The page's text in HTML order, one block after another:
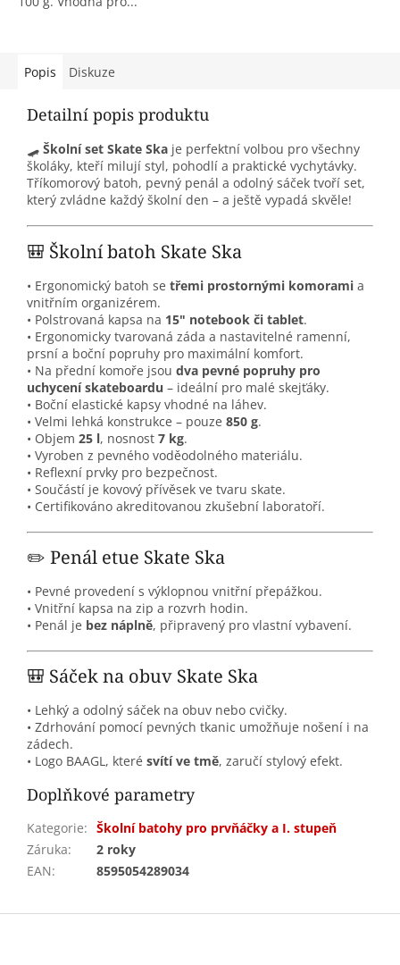
Popis Diskuze
Detailní popis produktu
🛹 Školní set Skate Ska je perfektní volbou pro všechny
školáky, kteří milují styl, pohodlí a praktické vychytávky.
Tříkomorový batoh, pevný penál a odolný sáček tvoří set,
který zvládne každý školní den – a ještě vypadá skvěle!
🎒 Školní batoh Skate Ska
• Ergonomický batoh se třemi prostornými komorami a
vnitřním organizérem.
• Polstrovaná kapsa na 15" notebook či tablet.
• Ergonomicky tvarovaná záda a nastavitelné ramenní,
prsní a boční popruhy pro maximální komfort.
• Na přední komoře jsou dva pevné popruhy pro
uchycení skateboardu – ideální pro malé skejťáky.
• Boční elastické kapsy vhodné na láhev.
• Velmi lehká konstrukce – pouze 850 g.
• Objem 25 l, nosnost 7 kg.
• Vyroben z pevného voděodolného materiálu.
• Reflexní prvky pro bezpečnost.
• Součástí je kovový přívěsek ve tvaru skate.
• Certifikováno akreditovanou zkušební laboratoří.
✏️ Penál etue Skate Ska
• Pevné provedení s výklopnou vnitřní přepážkou.
• Vnitřní kapsa na zip a rozvrh hodin.
• Penál je bez náplně, připravený pro vlastní vybavení.
🎒 Sáček na obuv Skate Ska
• Lehký a odolný sáček na obuv nebo cvičky.
• Zdrhování pomocí pevných tkanic umožňuje nošení i na
zádech.
• Logo BAAGL, které svítí ve tmě, zaručí stylový efekt.
Doplňkové parametry
Kategorie: Školní batohy pro prvňáčky a I. stupeň
Záruka:
2 roky
EAN: 8595054289034
Z